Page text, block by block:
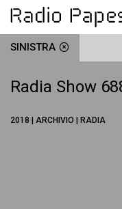
SINISTRA
Radia Show
2018 | ARCHIVIO | RADIA